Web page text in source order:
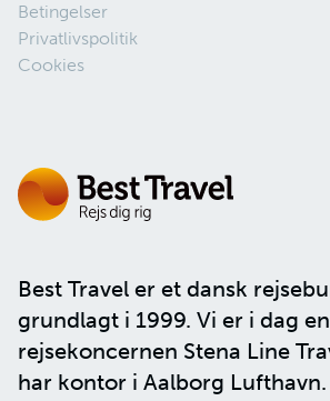
Best Travel er et dansk
grundlagt i 1999. Vi er i dag
rejsekoncernen Stena Line
har kontor i Aalborg Lufthavn.
Betingelser
Privatlivspolitik
Cookies